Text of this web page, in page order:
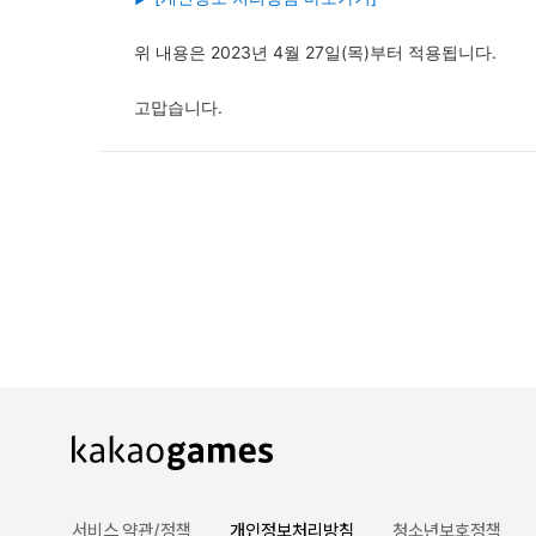
위 내용은 2023년 4월 27일(목)부터 적용됩니다.
고맙습니다.
서비스 약관/정책 개인정보처리방침 청소년보호정책